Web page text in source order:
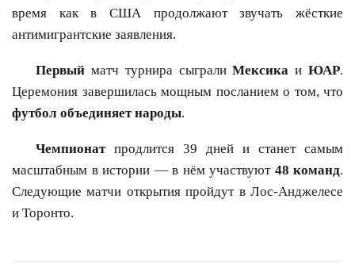
время как в США продолжают звучать жёсткие
антимигрантские заявления.
Первый матч турнира сыгралиМексика иЮАР.
Церемония завершилась мощным посланием о том, что
футбол объединяет народы.
Чемпионатпродлится 39 дней и станет самым
масштабным в истории — в нём участвуют 48 команд.
Следующие матчи открытия пройдут в Лос-Анджелесе
и Торонто.